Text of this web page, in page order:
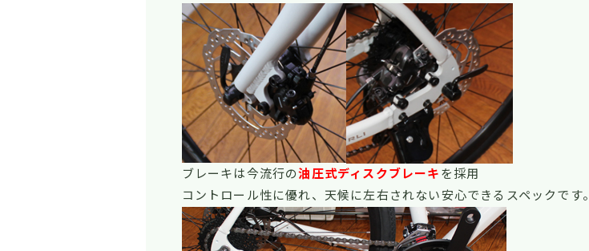
ブレーキは今流行の油圧式ディスクブレーキ を採用
コントロール性に優れ、天候に左右されない安心できるスペックです。